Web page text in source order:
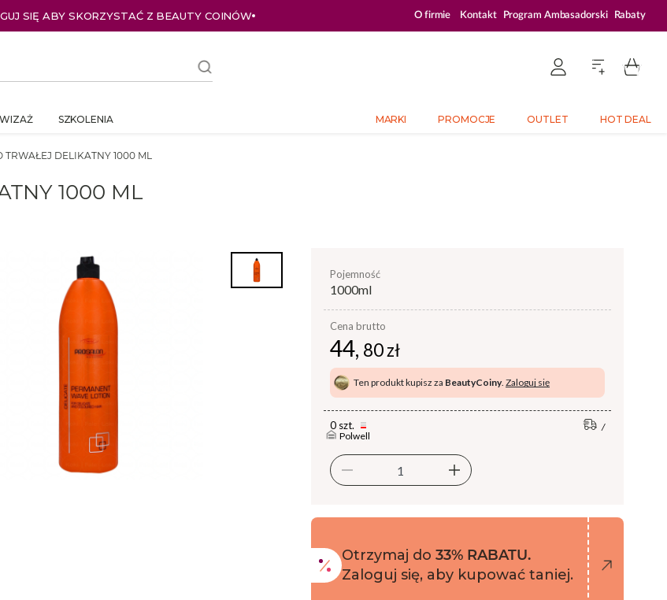
SIĘ ABY SKORZYSTAĆ Z BEAUTY COINÓW ZALOGUJ SIĘ I KUPUJ TANIEJ – AŻ 33% ZNIŻKI
O firmie Kontakt Program Ambasadorski Rabaty
WIZAŻ SZKOLENIA MARKI PROMOCJE OUTLET HOT DEAL
TRWAŁEJ DELIKATNY 1000 ML
1000 ML
pojemność
1000ml
Cena brutto
44, 80 zł
Ten produkt kupisz za BeautyCoiny. Zaloguj się
0 szt.
Polwell
Otrzymaj do 33% RABATU.
Zaloguj się, aby kupować taniej.